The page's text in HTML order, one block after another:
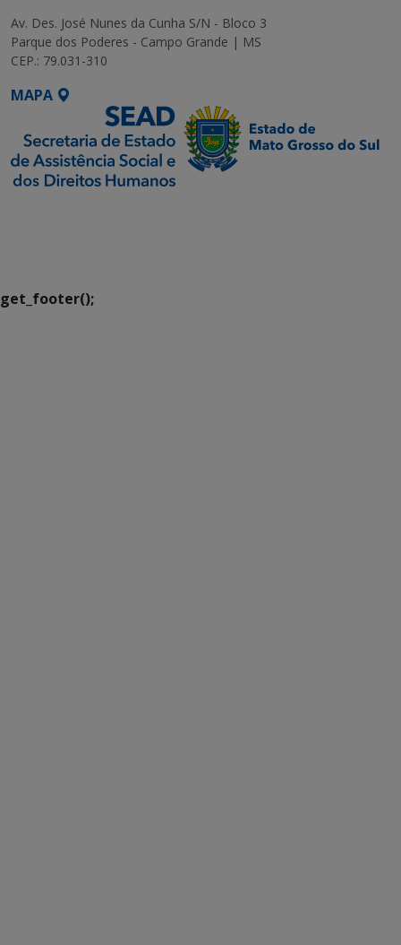
Av. Des. José Nunes da Cunha S/N - Bloco 3
Parque dos Poderes - Campo Grande | MS
CEP.: 79.031-310
MAPA
get_footer();